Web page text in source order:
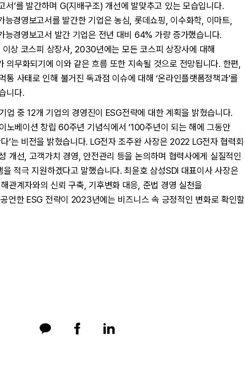
서’를 발간하며 G(지배구조) 개선에 발맞추고 있는 모습입니다.
경영보고서를 발간한 기업은 농심, 롯데쇼핑, 이수화학, 이마트,
능경영보고서 발간 기업은 전년 대비 64% 가량 증가했습니다.
상 코스피 상장사, 2030년에는 모든 코스피 상장사에 대해
의무화되기에 이와 같은 흐름 또한 지속될 것으로 전망됩니다. 한편,
통 사태로 인해 불거진 독과점 이슈에 대해 ‘온라인플랫폼정책과’를
니다.
업 중 12개 기업의 경영진이 ESG전략에 대한 계획을 밝혔습니다.
노베이션 창립 60주년 기념식에서 ‘100주년이 되는 해에 그동안
’는 비전을 밝혔습니다. LG전자 조주완 사장은 2022 LG전자 협력회
개선, 고객가치 경영, 안전관리 등을 논의하며 협력사에게 실질적인
적극 지원하겠다고 말했습니다. 최윤호 삼성SDI 대표이사 사장은
관계자와의 신뢰 구축, 기후변화 대응, 준법 경영 실천을
언한 ESG 전략이 2023년에는 비즈니스 속 긍정적인 변화로 확인할